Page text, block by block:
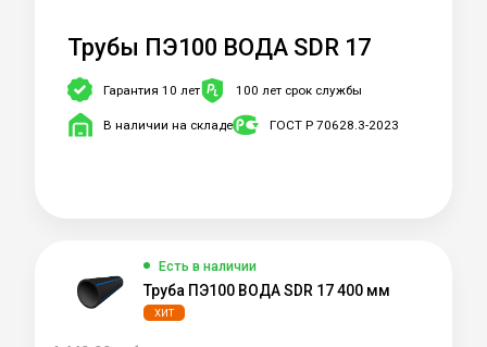
Трубы ПЭ100 ВОДА SDR 17
Гарантия 10 лет 100 лет срок службы
В наличии на складе ГОСТ Р 70628.3-2023
Есть в наличии
Труба ПЭ100 ВОДА SDR 17 400 мм
ХИТ